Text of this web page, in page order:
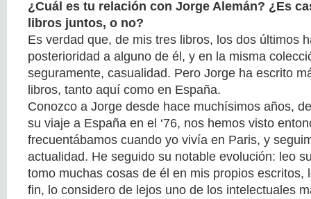
¿Cuál es tu relación con Jorge Alemán? ¿Es
libros juntos, o no?
Es verdad que, de mis tres libros, los dos últimos
posterioridad a alguno de él, y en la misma
seguramente, casualidad. Pero Jorge ha escrito
libros, tanto aquí como en España.
Conozco a Jorge desde hace muchísimos años,
su viaje a España en el ‘76, nos hemos visto
frecuentábamos cuando yo vivía en Paris, y
actualidad. He seguido su notable evolución: leo
tomo muchas cosas de él en mis propios escritos,
fin, lo considero de lejos uno de los intelectuales